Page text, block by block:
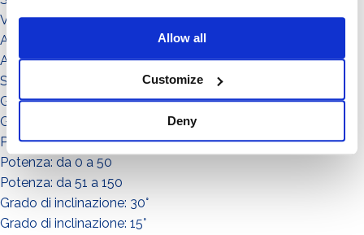
Allow all
Customize
Deny
Video illustrativi
Accessori
Accessorio
Sistema
Grado di inclinazione: 11°
Grado di inclinazione: 12°
Potenza: da 151 a in su
Potenza: da 0 a 50
Potenza: da 51 a 150
Grado di inclinazione: 30°
Grado di inclinazione: 15°